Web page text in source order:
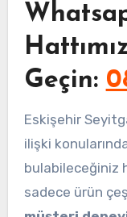
Geçin:
Eskişehir
ilişki
bulabileceğiniz
sadece ürün